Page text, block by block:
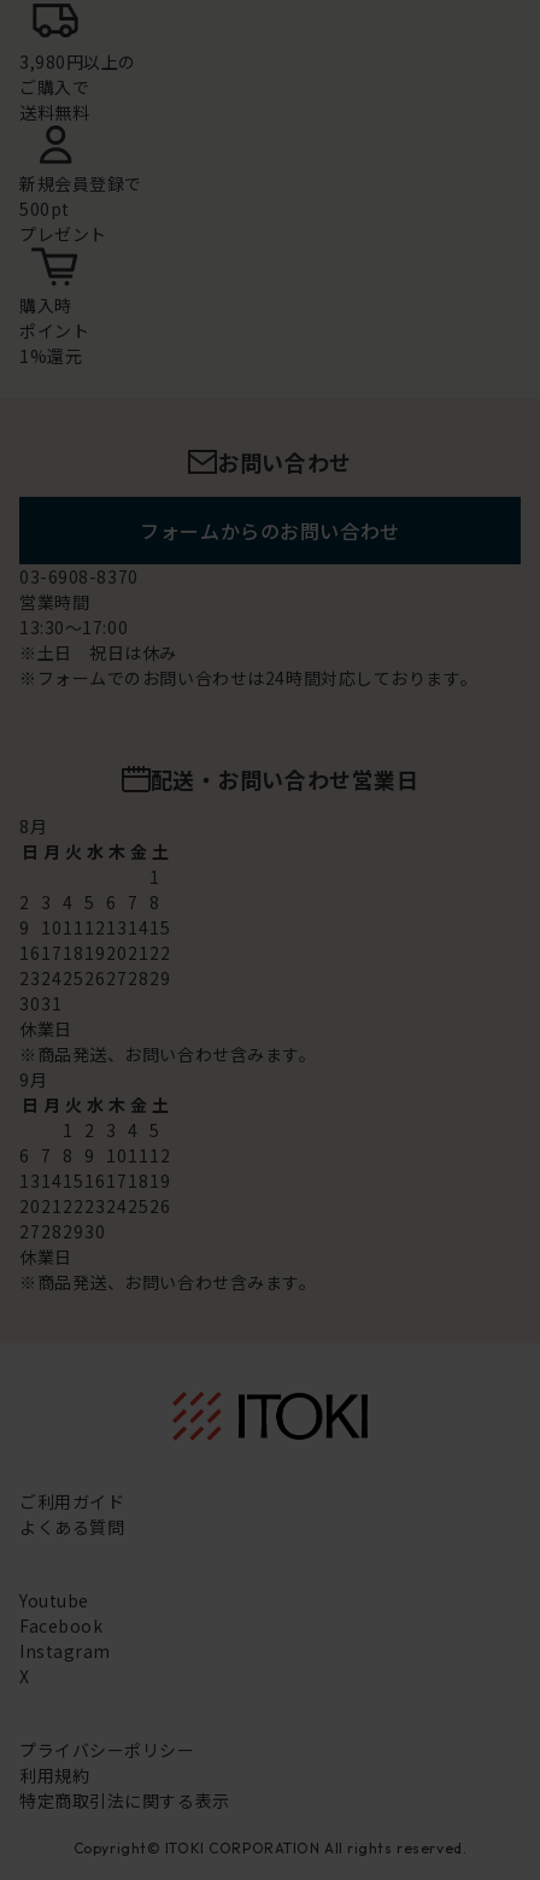
3,980円以上の
ご購入で
送料無料
新規会員登録で
500pt
プレゼント
購入時
ポイント
1%還元
お問い合わせ
フォームからのお問い合わせ
03-6908-8370
営業時間
13:30～17:00
※土日 祝日は休み
※フォームでのお問い合わせは24時間対応しております。
配送・お問い合わせ営業日
8 月
日 月 火 水 木 金 土
1
2 3 4 5 6 7 8
9
10 11 12 13 14 15
16 17 18 192021 22
23242526272829
3031
休業日
※商品発送、お問い合わせ含みます。
9 月
日 月 火 水 木 金 土
1
2 3 4 5
6 7 8 9 10 11 12
13 14 15 16 17 18 19
2021 2223242526
27282930
休業日
※商品発送、お問い合わせ含みます。
ご利用ガイド
よくある質問
Youtube
Facebook
Instagram
X
プライバシーポリシー
利用規約
特定商取引法に関する表示
Copyright© ITOKI CORPORATION All rights reserved.